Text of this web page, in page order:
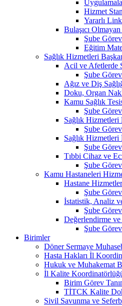
Hizmet
Yararlı
Bulaşıcı
Şube Görev
Eğitim
Sağlık Hizmetleri
Acil ve Afetlerde
Şube Görev
Ağız ve Diş
Doku, Organ
Kamu Sağlık
Şube Görev
Sağlık
Şube Görev
Sağlık
Şube Görev
Tıbbi Cihaz ve
Şube Görev
Kamu Hastaneleri
Hastane
Şube Görev
İstatistik, Analiz
Şube Görev
Değerlendirme
Şube Görev
Birimler
Döner Sermaye
Hasta Hakları İl
Hukuk ve Muhakemat
İl Kalite
Birim Görev
TİTCK Kalite
Sivil Savunma ve